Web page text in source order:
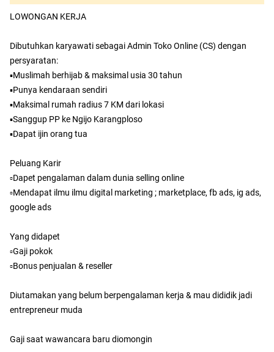
LOWONGAN KERJA
Dibutuhkan karyawati sebagai Admin Toko Online (CS) dengan
persyaratan:
▪Muslimah berhijab & maksimal usia 30 tahun
▪Punya kendaraan sendiri
▪Maksimal rumah radius 7 KM dari lokasi
▪Sanggup PP ke Ngijo Karangploso
▪Dapat ijin orang tua
Peluang Karir
▫Dapet pengalaman dalam dunia selling online
▫Mendapat ilmu ilmu digital marketing ; marketplace, fb ads, ig ads,
google ads
Yang didapet
▫Gaji pokok
▫Bonus penjualan & reseller
Diutamakan yang belum berpengalaman kerja & mau dididik jadi
entrepreneur muda
Gaji saat wawancara baru diomongin